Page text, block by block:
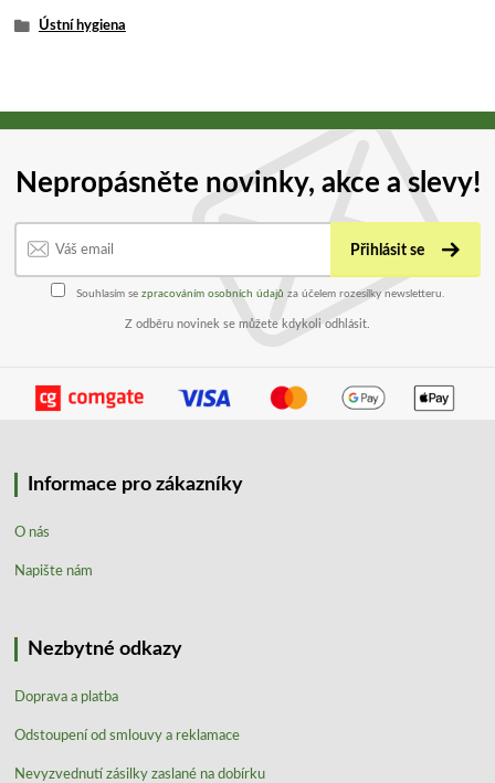
Ústní hygiena
Nepropásněte novinky, akce a slevy!
Přihlásit se
Souhlasím se zpracováním osobních údajů za účelem rozesílky newsletteru.
Z odběru novinek se můžete kdykoli odhlásit.
Informace pro zákazníky
O nás
Napište nám
Nezbytné odkazy
Doprava a platba
Odstoupení od smlouvy a reklamace
Nevyzvednutí zásilky zaslané na dobírku